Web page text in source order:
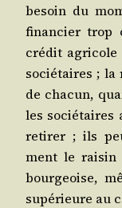
besoin du
finan­cier trop
cré­dit agri­cole
socié­taires ;
de cha­cun,
les socié­taires
reti­rer ; ils
ment le
bour­geoise,
supé­rieure au